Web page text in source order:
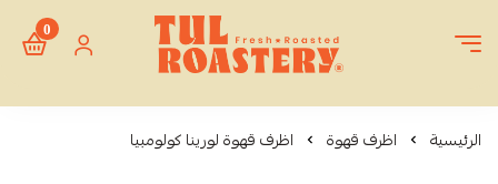
Tul Roastery
0
الرئيسية اظرف قهوة اظرف قهوة لورينا كولومبيا